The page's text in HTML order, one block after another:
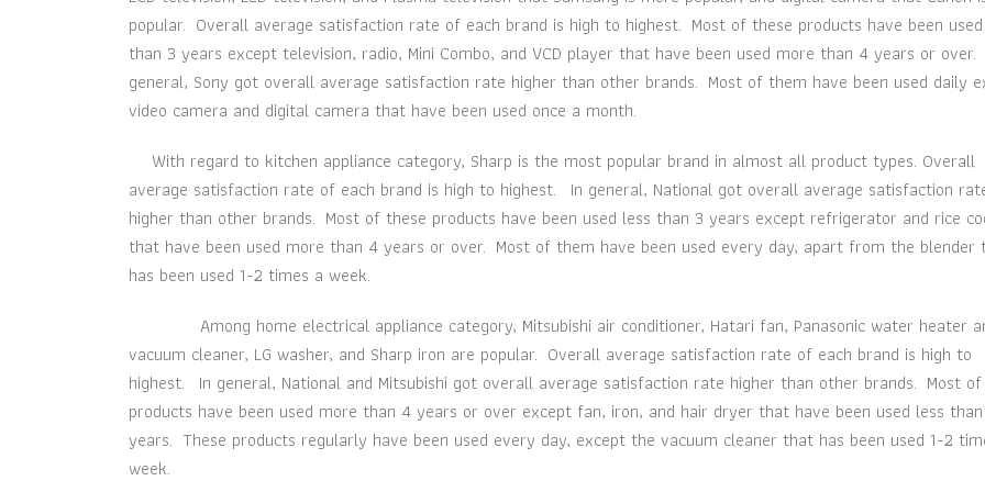
popular. Overall average satisfaction rate of each brand is high to highest. Most of these products have been
than 3 years except television, radio, Mini Combo, and VCD player that have been used more than 4 years or over.
general, Sony got overall average satisfaction rate higher than other brands. Most of them have been used daily
video camera and digital camera that have been used once a month.
With regard to kitchen appliance category, Sharp is the most popular brand in almost all product types. Overall
average satisfaction rate of each brand is high to highest. In general, National got overall average satisfaction
higher than other brands. Most of these products have been used less than 3 years except refrigerator and rice
that have been used more than 4 years or over. Most of them have been used every day, apart from the blender
has been used 1-2 times a week.
Among home electrical appliance category, Mitsubishi air conditioner, Hatari fan, Panasonic water heater
vacuum cleaner, LG washer, and Sharp iron are popular. Overall average satisfaction rate of each brand is high to
highest. In general, National and Mitsubishi got overall average satisfaction rate higher than other brands. Most
products have been used more than 4 years or over except fan, iron, and hair dryer that have been used less
years. These products regularly have been used every day, except the vacuum cleaner that has been used 1-2
week.